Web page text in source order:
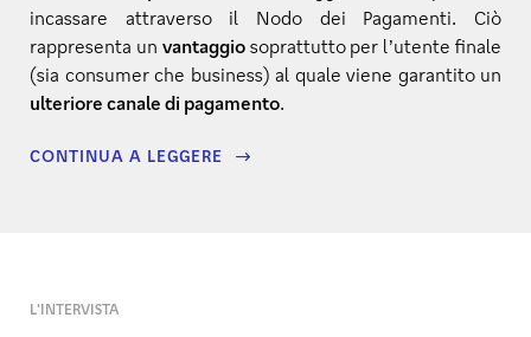
incassare attraverso il Nodo dei Pagamenti. Ciò
rappresenta un vantaggio soprattutto per l’utente finale
(sia consumer che business) al quale viene garantito un
ulteriore canale di pagamento.
CONTINUA A LEGGERE
L'INTERVISTA